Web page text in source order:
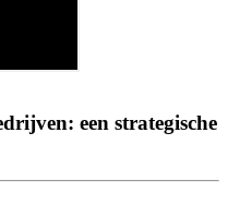
een strategische